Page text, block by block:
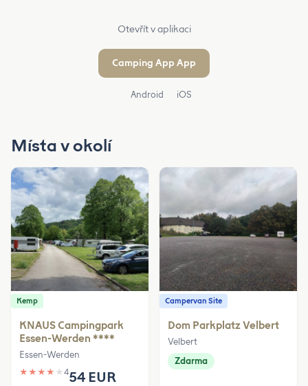
Otevřít v aplikaci
Camping App App
Android iOS
Místa v okolí
Kemp
KNAUS Campingpark
Essen-Werden ****
Essen-Werden
★ ★ ★ ★ ★ 454 EUR
Campervan Site
Dom Parkplatz Velbert
Velbert
Zdarma